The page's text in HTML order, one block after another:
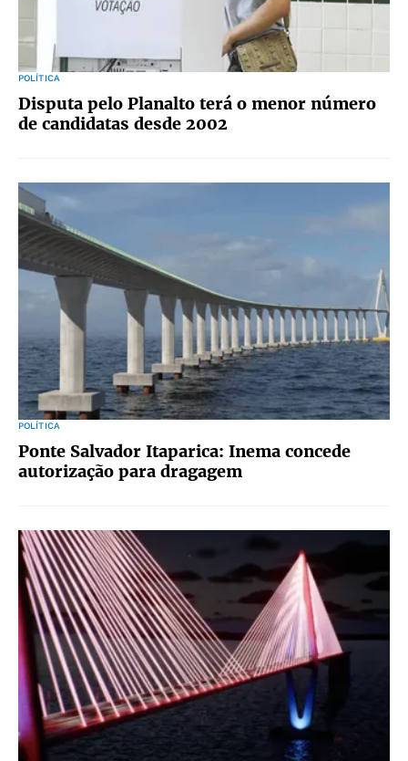
POLÍTICA
Disputa pelo Planalto terá o menor número
de candidatas desde 2002
POLÍTICA
Ponte Salvador Itaparica: Inema concede
autorização para dragagem